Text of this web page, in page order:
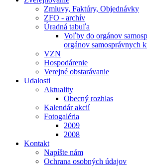
Zmluvy, Faktúry, Objednávky
ZFO - archív
Úradná tabuľa
Voľby do orgánov
orgánov samosprávnych
VZN
Hospodárenie
Verejné obstarávanie
Udalosti
Aktuality
Obecný rozhlas
Kalendár akcií
Fotogaléria
2009
2008
Kontakt
Napíšte nám
Ochrana osobných údajov